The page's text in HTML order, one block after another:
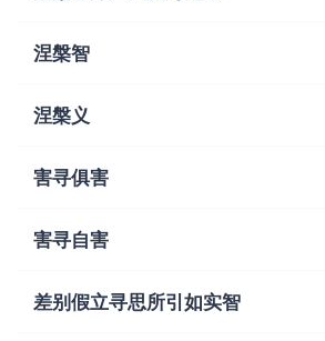
涅槃智
涅槃义
害寻俱害
害寻自害
差别假立寻思所引如实智